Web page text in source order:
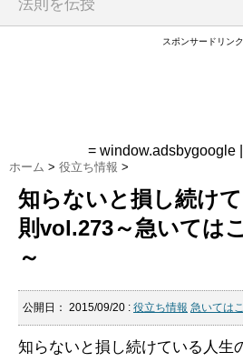
法則を伝授
スポンサードリンク
= window.adsbygoogle
ホーム > 役立ち情報 >
知らないと損し続け
則vol.273～急いては
～
公開日： 2015/09/20 : 役立ち情報 急いては
知らないと損し続けている人生